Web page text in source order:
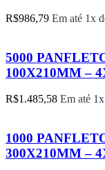
R$986,79 Em até 1x
5000
100X210MM –
R$1.485,58 Em até
1000
300X210MM –